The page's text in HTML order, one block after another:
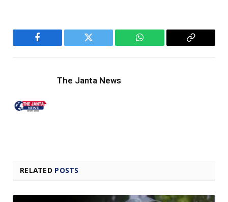
Facebook Twitter WhatsApp
Copy
The Janta News
RELATED POSTS